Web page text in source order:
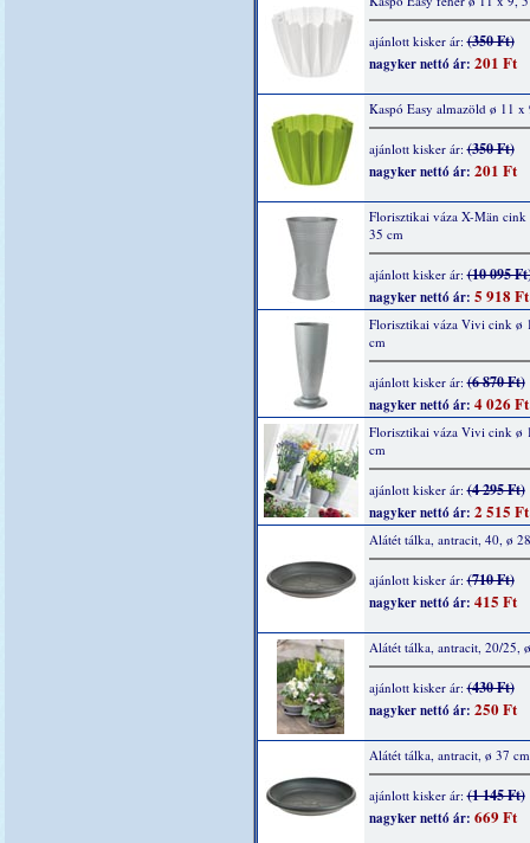
ajánlott kisker ár:(350 Ft)
nagyker nettó ár: 201 Ft
Kaspó Easy almazöld ø 11 x
ajánlott kisker ár:(350 Ft)
nagyker nettó ár: 201 Ft
Florisztikai váza X-Män
35 cm
ajánlott kisker ár:(10 095
nagyker nettó ár: 5 918 Ft
Florisztikai váza Vivi cink ø
cm
ajánlott kisker ár:(6 870 Ft)
nagyker nettó ár: 4 026 Ft
Florisztikai váza Vivi cink ø
cm
ajánlott kisker ár:(4 295 Ft)
nagyker nettó ár: 2 515 Ft
Alátét tálka, antracit, 40, ø
ajánlott kisker ár:(710 Ft)
nagyker nettó ár: 415 Ft
Alátét tálka, antracit, 20/25,
ajánlott kisker ár:(430 Ft)
nagyker nettó ár: 250 Ft
Alátét tálka, antracit, ø 37 cm
ajánlott kisker ár:(1 145 Ft)
nagyker nettó ár: 669 Ft